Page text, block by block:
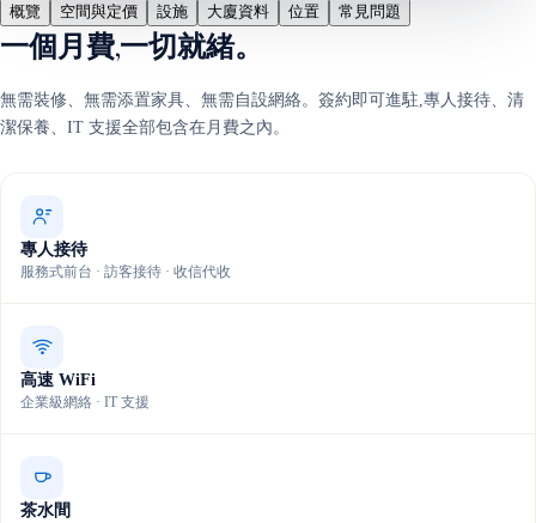
概覽 空間與定價 設施 大廈資料 位置 常見問題
一個月費,一切就緒。
無需裝修、無需添置家具、無需自設網絡。簽約即可進駐,專人接待、清
潔保養、IT 支援全部包含在月費之內。
專人接待
服務式前台 · 訪客接待 · 收信代收
高速 WiFi
企業級網絡 · IT 支援
茶水間